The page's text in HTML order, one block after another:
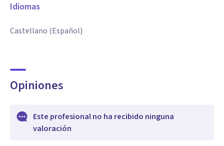
Idiomas
Castellano (Español)
Opiniones
Este profesional no ha recibido ninguna
valoración